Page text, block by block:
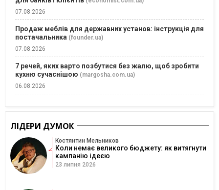
07.08.2026
Продаж меблів для державних установ: інструкція для
постачальника (founder.ua)
07.08.2026
7 речей, яких варто позбутися без жалю, щоб зробити
кухню сучаснішою (margosha.com.ua)
06.08.2026
ЛІДЕРИ ДУМОК
Костянтин Мельников
Коли немає великого бюджету: як витягнути
кампанію ідеєю
23 липня 2026